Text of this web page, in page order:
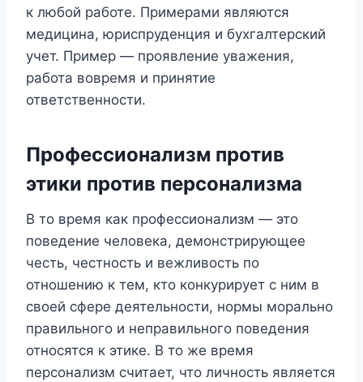
к любой работе. Примерами являются
медицина, юриспруденция и бухгалтерский
учет. Пример — проявление уважения,
работа вовремя и принятие
ответственности.
Профессионализм против
этики против персонализма
В то время как профессионализм — это
поведение человека, демонстрирующее
честь, честность и вежливость по
отношению к тем, кто конкурирует с ним в
своей сфере деятельности, нормы морально
правильного и неправильного поведения
относятся к этике. В то же время
персонализм считает, что личность является